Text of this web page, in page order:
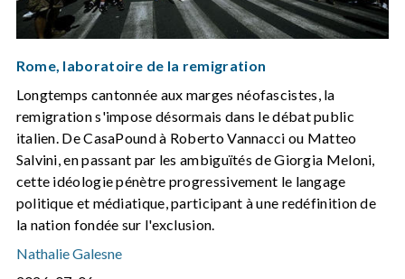
Rome, laboratoire de la remigration
Longtemps cantonnée aux marges néofascistes, la
remigration s'impose désormais dans le débat public
italien. De CasaPound à Roberto Vannacci ou Matteo
Salvini, en passant par les ambiguïtés de Giorgia Meloni,
cette idéologie pénètre progressivement le langage
politique et médiatique, participant à une redéfinition de
la nation fondée sur l'exclusion.
Nathalie Galesne